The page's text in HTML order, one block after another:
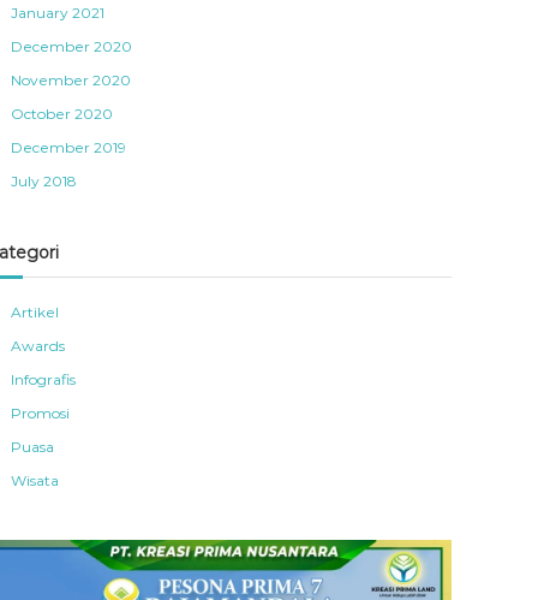
January 2021
December 2020
November 2020
October 2020
December 2019
July 2018
Artikel
Awards
Infografis
Promosi
Puasa
Wisata